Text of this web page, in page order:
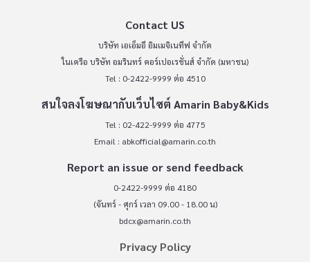
Contact US
บริษัท เอเอ็มอี อิมเมจิเนทีฟ จำกัด
ในเครือ บริษัท อมรินทร์ คอร์เปอเรชั่นส์ จำกัด (มหาชน)
Tel : 0-2422-9999 ต่อ 4510
สนใจลงโฆษณากับเว็บไซต์ Amarin Baby&Kids
Tel : 02-422-9999 ต่อ 4775
Email : abkofficial@amarin.co.th
Report an issue or send feedback
0-2422-9999 ต่อ 4180
(จันทร์ - ศุกร์ เวลา 09.00 - 18.00 น)
bdcx@amarin.co.th
Privacy Policy